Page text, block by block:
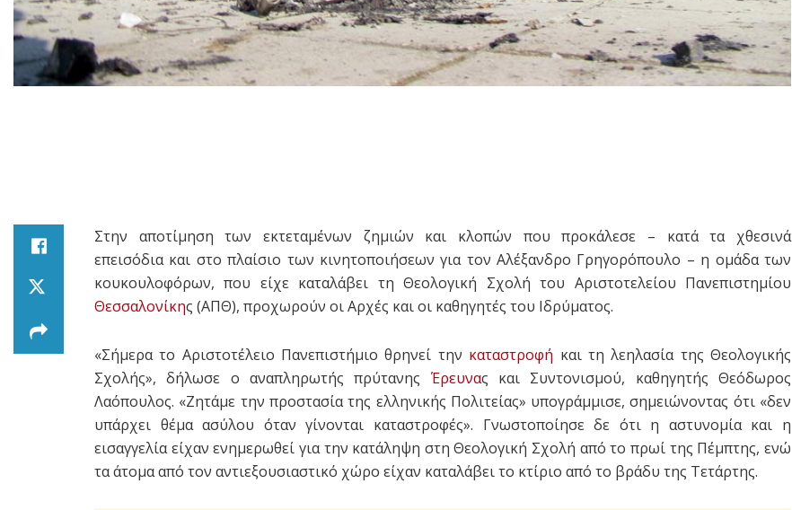
Στην αποτίμηση των εκτεταμένων ζημιών και κλοπών που προκάλεσε – κατά τα χθεσινά
επεισόδια και στο πλαίσιο των κινητοποιήσεων για τον Αλέξανδρο Γρηγορόπουλο – η ομάδα των
κουκουλοφόρων, που είχε καταλάβει τη Θεολογική Σχολή του Αριστοτελείου Πανεπιστημίου
Θεσσαλονίκης (ΑΠΘ), προχωρούν οι Αρχές και οι καθηγητές του Ιδρύματος.
«Σήμερα το Αριστοτέλειο Πανεπιστήμιο θρηνεί την καταστροφή και τη λεηλασία της Θεολογικής
Σχολής», δήλωσε ο αναπληρωτής πρύτανης Έρευνας και Συντονισμού, καθηγητής Θεόδωρος
Λαόπουλος. «Ζητάμε την προστασία της ελληνικής Πολιτείας» υπογράμμισε, σημειώνοντας ότι «δεν
υπάρχει θέμα ασύλου όταν γίνονται καταστροφές». Γνωστοποίησε δε ότι η αστυνομία και η
εισαγγελία είχαν ενημερωθεί για την κατάληψη στη Θεολογική Σχολή από το πρωί της Πέμπτης, ενώ
τα άτομα από τον αντιεξουσιαστικό χώρο είχαν καταλάβει το κτίριο από το βράδυ της Τετάρτης.